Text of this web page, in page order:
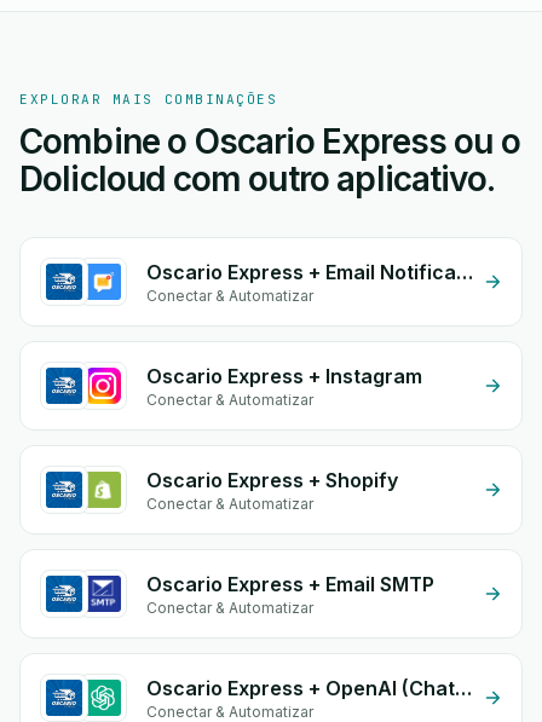
EXPLORAR MAIS COMBINAÇÕES
Combine o Oscario Express ou o
Dolicloud com outro aplicativo.
Oscario Express + Email Notifications by eGrow
Conectar & Automatizar
Oscario Express + Instagram
Conectar & Automatizar
Oscario Express + Shopify
Conectar & Automatizar
Oscario Express + Email SMTP
Conectar & Automatizar
Oscario Express + OpenAI (ChatGPT)
Conectar & Automatizar